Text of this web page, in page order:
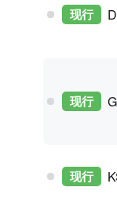
现行
现行
现行